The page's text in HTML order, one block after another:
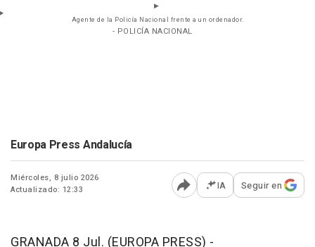
Agente de la Policía Nacional frente a un ordenador.
- POLICÍA NACIONAL
Europa Press Andalucía
Miércoles, 8 julio 2026
Actualizado: 12:33
Abrir opciones para
IA Seguir en
GRANADA 8 Jul. (EUROPA PRESS) -